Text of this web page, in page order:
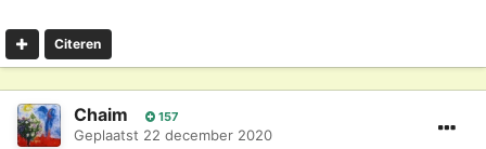
Citeren
Chaim 157
Geplaatst 22 december 2020